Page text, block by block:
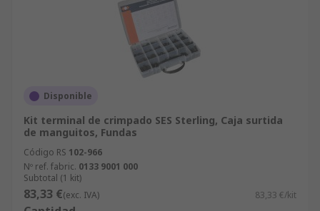
Disponible
Kit terminal de crimpado SES Sterling, Caja surtida
de manguitos, Fundas
Código RS 102-966
Nº ref. fabric. 0133 9001 000
Subtotal (1 kit)
83,33 €(exc. IVA) 83,33 €/kit